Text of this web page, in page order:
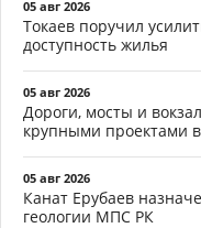
05 авг 2026
Токаев поручил
доступность жилья
05 авг 2026
Дороги, мосты и
крупными проектами
05 авг 2026
Канат Ерубаев
геологии МПС РК